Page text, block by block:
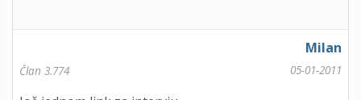
Milan
Član 3.774 05-01-2011